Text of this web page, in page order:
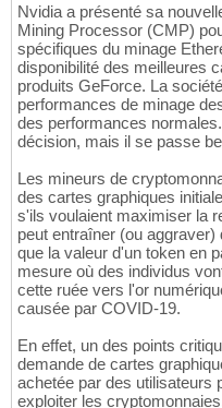
Nvidia a présenté sa
Mining Processor (CMP)
spécifiques du minage
disponibilité des meilleures
produits GeForce. La
performances de minage
des performances
décision, mais il se passe
Les mineurs de
des cartes graphiques
s'ils voulaient maximiser la
peut entraîner (ou
que la valeur d'un token en
mesure où des individus
cette ruée vers l'or
causée par COVID-19.
En effet, un des points
demande de cartes
achetée par des utilisateurs
exploiter les